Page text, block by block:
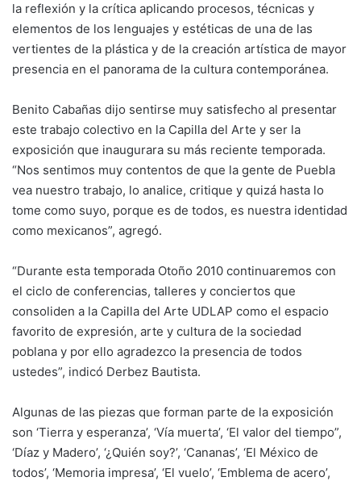
la reflexión y la crítica aplicando procesos, técnicas y
elementos de los lenguajes y estéticas de una de las
vertientes de la plástica y de la creación artística de mayor
presencia en el panorama de la cultura contemporánea.
Benito Cabañas dijo sentirse muy satisfecho al presentar
este trabajo colectivo en la Capilla del Arte y ser la
exposición que inaugurara su más reciente temporada.
“Nos sentimos muy contentos de que la gente de Puebla
vea nuestro trabajo, lo analice, critique y quizá hasta lo
tome como suyo, porque es de todos, es nuestra identidad
como mexicanos”, agregó.
“Durante esta temporada Otoño 2010 continuaremos con
el ciclo de conferencias, talleres y conciertos que
consoliden a la Capilla del Arte UDLAP como el espacio
favorito de expresión, arte y cultura de la sociedad
poblana y por ello agradezco la presencia de todos
ustedes”, indicó Derbez Bautista.
Algunas de las piezas que forman parte de la exposición
son ‘Tierra y esperanza’, ‘Vía muerta’, ‘El valor del tiempo”,
‘Díaz y Madero’, ‘¿Quién soy?’, ‘Cananas’, ‘El México de
todos’, ‘Memoria impresa’, ‘El vuelo’, ‘Emblema de acero’,